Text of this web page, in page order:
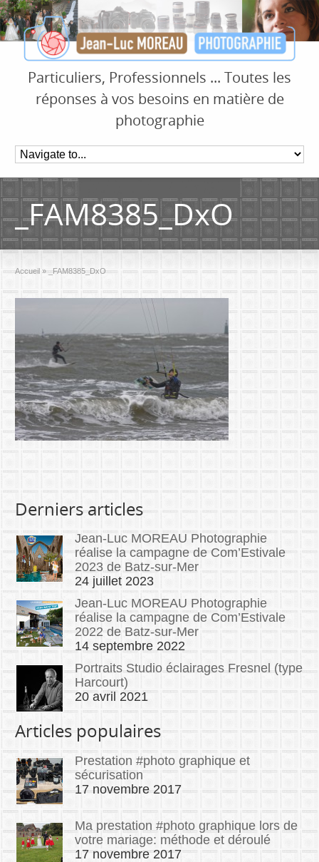
Particuliers, Professionnels ... Toutes les
réponses à vos besoins en matière de
photographie
_FAM8385_DxO
Accueil » _FAM8385_DxO
Derniers articles
Jean-Luc MOREAU Photographie
réalise la campagne de Com’Estivale
2023 de Batz-sur-Mer
24 juillet 2023
Jean-Luc MOREAU Photographie
réalise la campagne de Com’Estivale
2022 de Batz-sur-Mer
14 septembre 2022
Portraits Studio éclairages Fresnel (type
Harcourt)
20 avril 2021
Articles populaires
Prestation #photo graphique et
sécurisation
17 novembre 2017
Ma prestation #photo graphique lors de
votre mariage: méthode et déroulé
17 novembre 2017